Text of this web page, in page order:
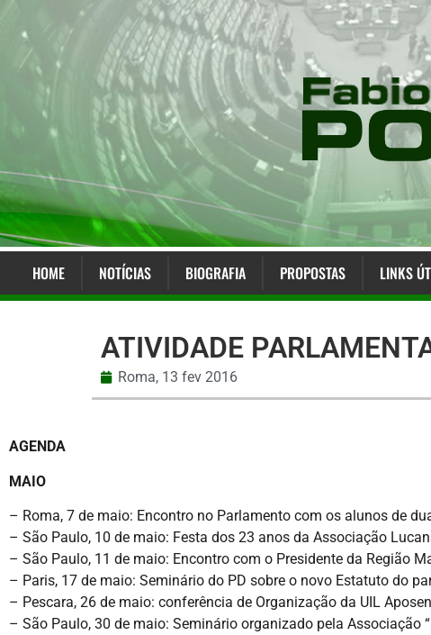
HOME NOTÍCIAS BIOGRAFIA PROPOSTAS LINKS
ATIVIDADE
Roma, 13 fev 2016
AGENDA
MAIO
– Roma, 7 de maio: Encontro no Parlamento com os alunos de
– São Paulo, 10 de maio: Festa dos 23 anos da Associação
– São Paulo, 11 de maio: Encontro com o Presidente da Região
– Paris, 17 de maio: Seminário do PD sobre o novo Estatuto do
– Pescara, 26 de maio: conferência de Organização da UIL
– São Paulo, 30 de maio: Seminário organizado pela